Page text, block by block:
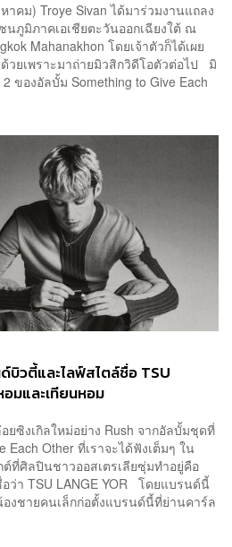
าคม) Troye Sivan ได้มาร่วมงานแถลง
นภูมิภาคเอเชียตะวันออกเฉียงใต้ ณ
Mahanakhon โดยเจ้าตัวก็ได้เผย
วยเพราะมาถ่ายมิวสิกวิดีโอตัวต่อไป มิ
ของอัลบั้ม Something to Give Each
บิวตี้และไลฟ์สไตล์ชื่อ TSU
อมและเทียนหอม
ยซิงเกิลใหม่อย่าง Rush จากอัลบั้มชุดที่
Each Other ที่เราจะได้ฟังเต็มๆ ใน
ที่ศิลปินชาวออสเตรเลียซุ่มทำอยู่คือ
า TSU LANGE YOR โดยแบรนด์นี้
องชายคนเล็กก่อตั้งแบรนด์นี้ที่ย่านคาร์ล